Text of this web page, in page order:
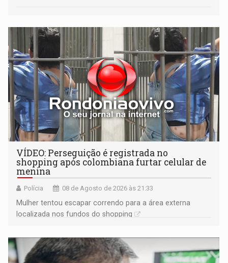
VÍDEO: Perseguição é registrada no
shopping após colombiana furtar celular de
menina
Polícia 08 de Agosto de 2026 às 21:33
Mulher tentou escapar correndo para a área externa
localizada nos fundos do shopping